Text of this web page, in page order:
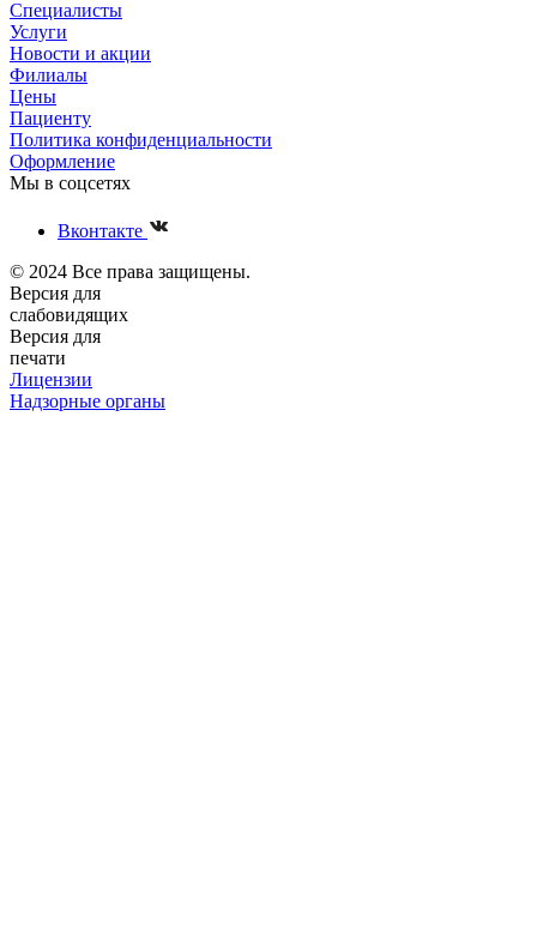
Специалисты
Услуги
Новости и акции
Филиалы
Цены
Пациенту
Политика конфиденциальности
Оформление
Мы в соцсетях
Вконтакте
© 2024 Все права защищены.
Версия для
слабовидящих
Версия для
печати
Лицензии
Надзорные органы